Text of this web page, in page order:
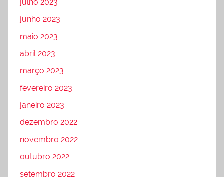
junho 2023
maio 2023
abril 2023
março 2023
fevereiro 2023
janeiro 2023
dezembro 2022
novembro 2022
outubro 2022
setembro 2022